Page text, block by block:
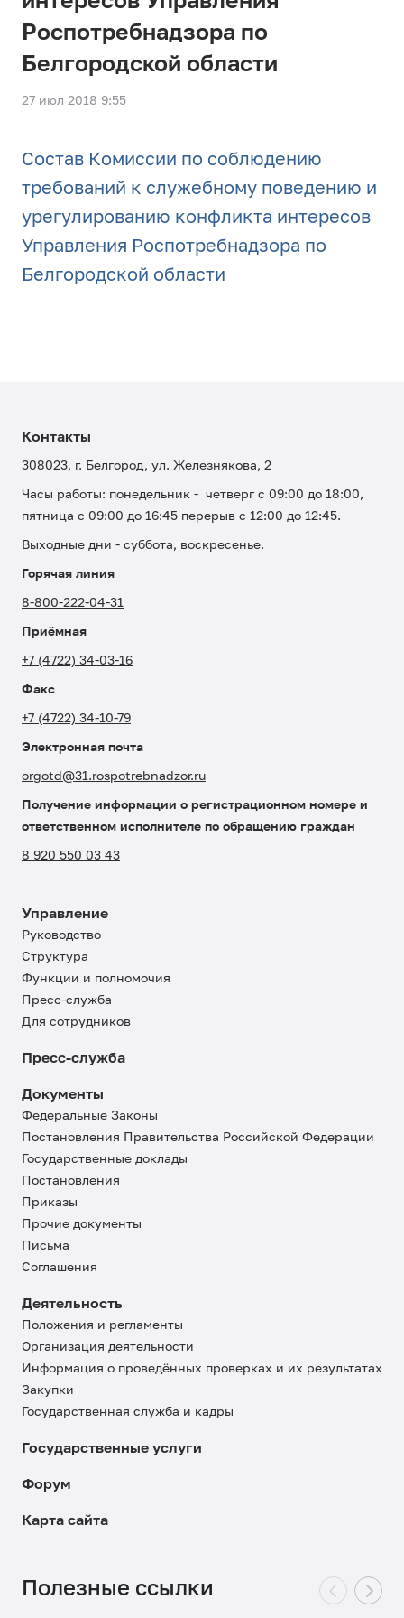
Роспотребнадзора по
Белгородской области
27 июл 2018 9:55
Состав Комиссии по соблюдению
требований к служебному поведению и
урегулированию конфликта интересов
Управления Роспотребнадзора по
Белгородской области
Контакты
308023, г. Белгород, ул. Железнякова, 2
Часы работы: понедельник - четверг с 09:00 до 18:00,
пятница с 09:00 до 16:45 перерыв с 12:00 до 12:45.
Выходные дни - суббота, воскресенье.
Горячая линия
8-800-222-04-31
Приёмная
+7 (4722) 34-03-16
Факс
+7 (4722) 34-10-79
Электронная почта
orgotd@31.rospotrebnadzor.ru
Получение информации о регистрационном номере и
ответственном исполнителе по обращению граждан
8 920 550 03 43
Управление
Руководство
Структура
Функции и полномочия
Пресс-служба
Для сотрудников
Пресс-служба
Документы
Федеральные Законы
Постановления Правительства Российской Федерации
Государственные доклады
Постановления
Приказы
Прочие документы
Письма
Соглашения
Деятельность
Положения и регламенты
Организация деятельности
Информация о проведённых проверках и их результатах
Закупки
Государственная служба и кадры
Государственные услуги
Форум
Карта сайта
Полезные ссылки